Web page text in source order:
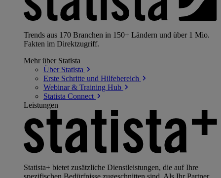
Trends aus 170 Branchen in 150+ Ländern und über 1 Mio.
Fakten im Direktzugriff.
Mehr über Statista
Über Statista
Erste Schritte und Hilfebereich
Webinar & Training Hub
Statista Connect
Leistungen
Statista+ bietet zusätzliche Dienstleistungen, die auf Ihre
spezifischen Bedürfnisse zugeschnitten sind. Als Ihr Partner